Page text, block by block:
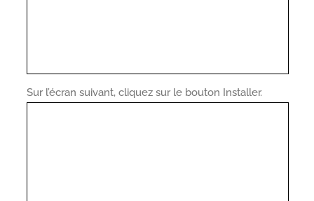
Sur l’écran suivant, cliquez sur le bouton Installer.